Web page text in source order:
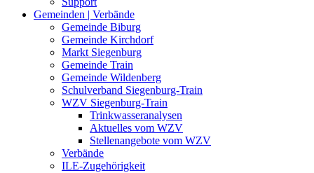
Gemeinden | Verbände
Gemeinde Biburg
Gemeinde Kirchdorf
Markt Siegenburg
Gemeinde Train
Gemeinde Wildenberg
Schulverband Siegenburg-Train
WZV Siegenburg-Train
Trinkwasseranalysen
Aktuelles vom WZV
Stellenangebote vom WZV
Verbände
ILE-Zugehörigkeit